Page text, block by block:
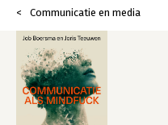
Communicatie en media